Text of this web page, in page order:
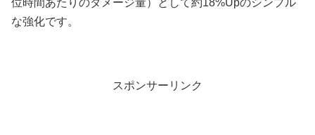
な強化です。
スポンサーリンク